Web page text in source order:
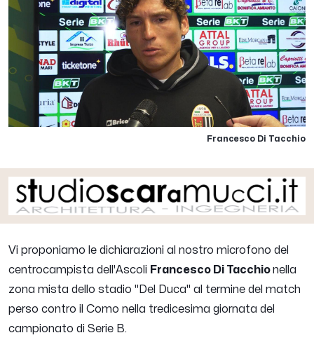
Francesco Di Tacchio
Vi proponiamo le dichiarazioni al nostro microfono del
centrocampista dell'Ascoli Francesco Di Tacchionella
zona mista dello stadio "Del Duca" al termine del match
perso contro il Como nella tredicesima giornata del
campionato di Serie B.